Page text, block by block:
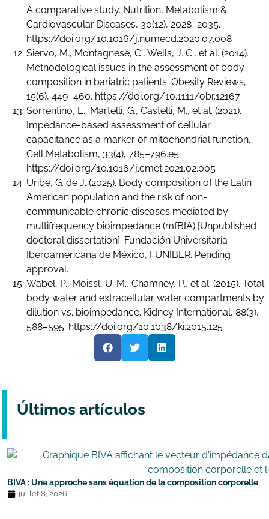
A comparative study. Nutrition, Metabolism &
Cardiovascular Diseases, 30(12), 2028–2035.
https://doi.org/10.1016/j.numecd.2020.07.008
Siervo, M., Montagnese, C., Wells, J. C., et al. (2014).
Methodological issues in the assessment of body
composition in bariatric patients. Obesity Reviews,
15(6), 449–460. https://doi.org/10.1111/obr.12167
Sorrentino, E., Martelli, G., Castelli, M., et al. (2021).
Impedance-based assessment of cellular
capacitance as a marker of mitochondrial function.
Cell Metabolism, 33(4), 785–796.e5.
https://doi.org/10.1016/j.cmet.2021.02.005
Uribe, G. de J. (2025). Body composition of the Latin
American population and the risk of non-
communicable chronic diseases mediated by
multifrequency bioimpedance (mfBIA) [Unpublished
doctoral dissertation]. Fundación Universitaria
Iberoamericana de México, FUNIBER. Pending
approval.
Wabel, P., Moissl, U. M., Chamney, P., et al. (2015). Total
body water and extracellular water compartments by
dilution vs. bioimpedance. Kidney International, 88(3),
588–595. https://doi.org/10.1038/ki.2015.125
Últimos artículos
BIVA : Une approche sans équation de la composition corporelle
juillet 8, 2026